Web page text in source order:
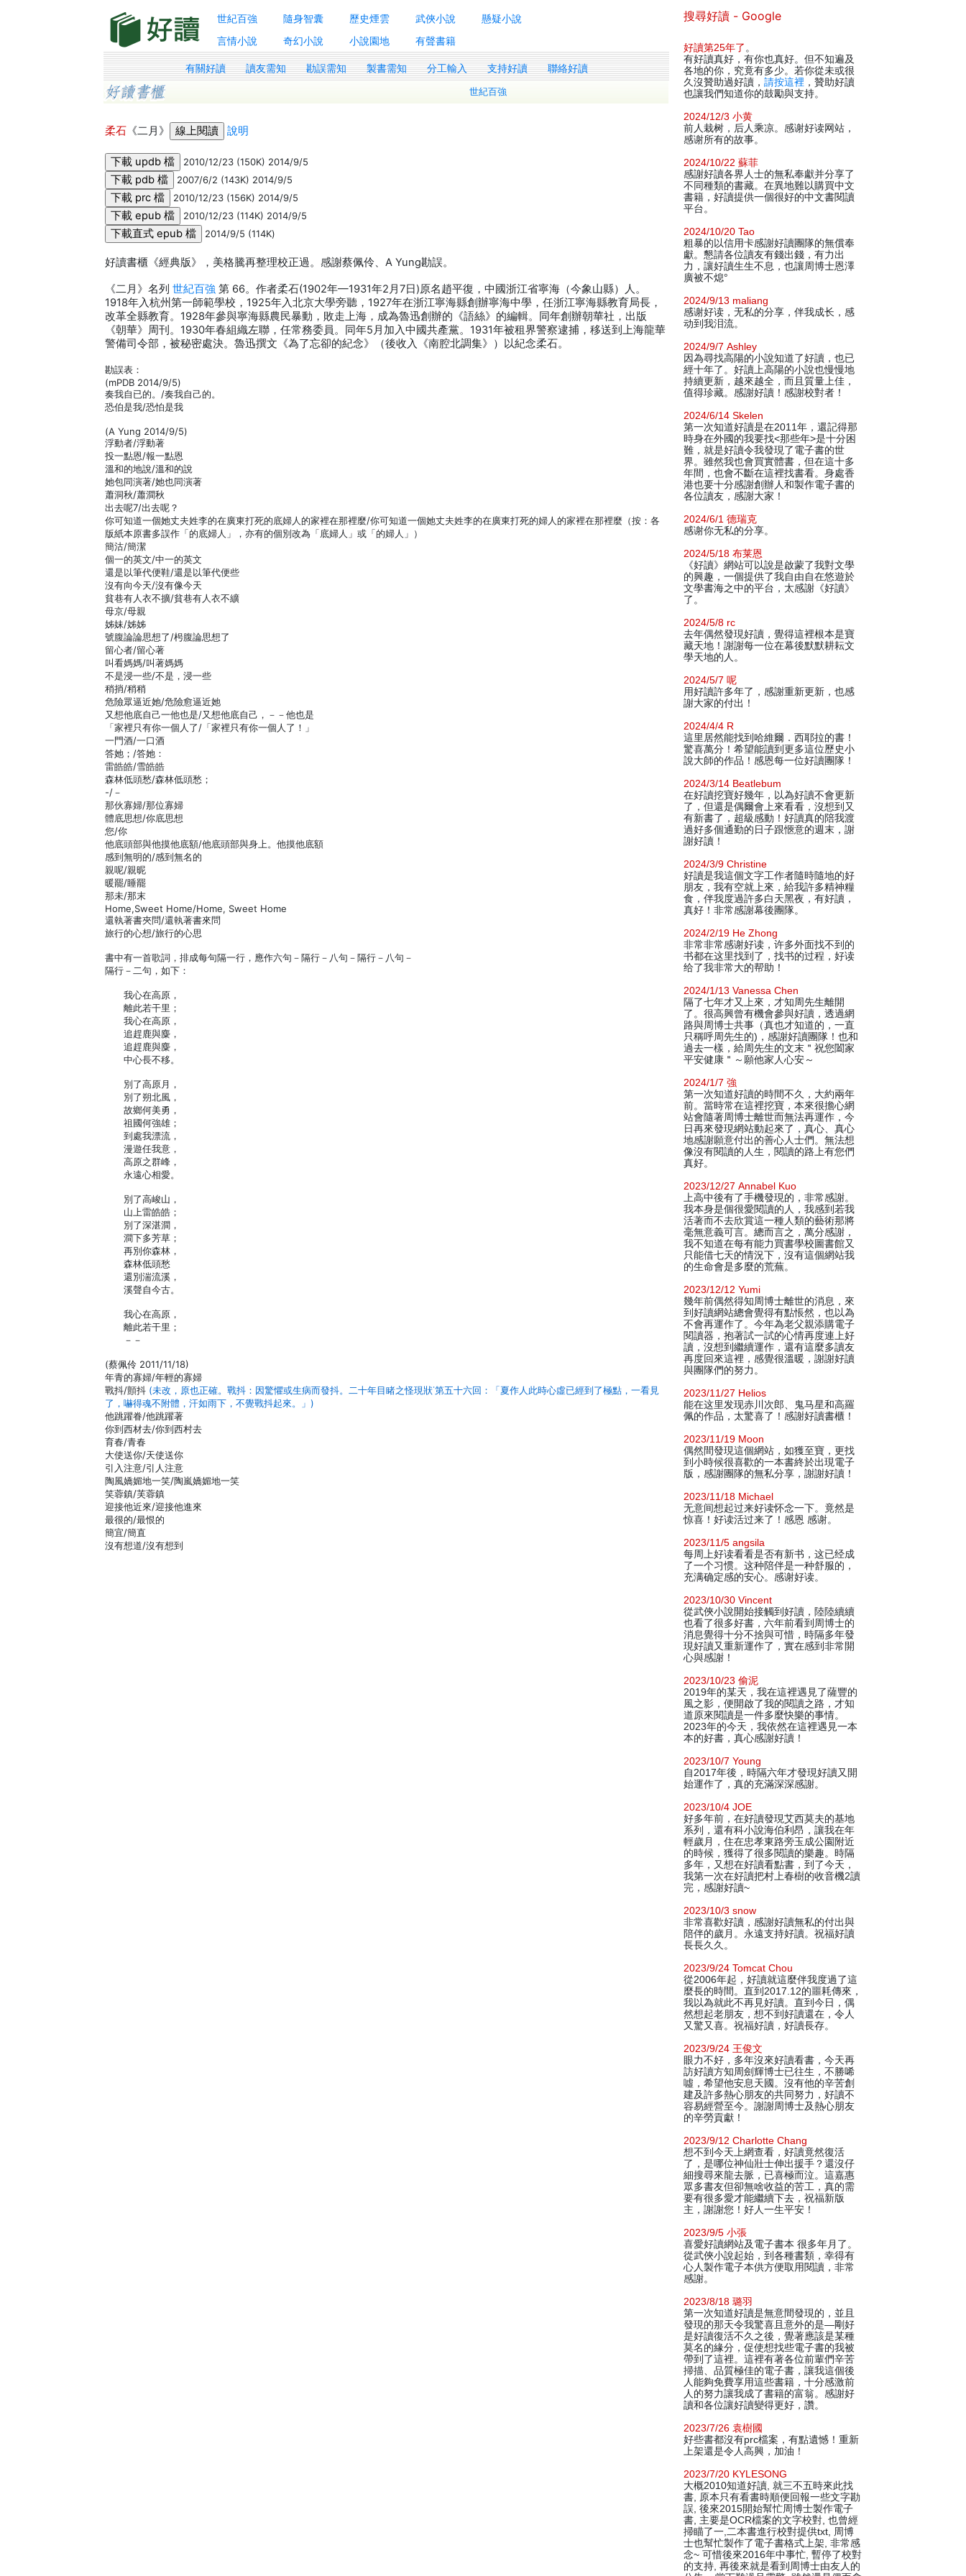
世紀百強 隨身智囊 歷史煙雲 武俠小說
懸疑小說
言情小說
奇幻小說 小說園地 有聲書籍
有關好讀 讀友需知 勘誤需知 製書需知 分工輸入 支持好讀 聯絡好讀
世紀百強
柔石 《二月》 說明
2010/12/23 (150K) 2014/9/5
2007/6/2 (143K) 2014/9/5
2010/12/23 (156K) 2014/9/5
2010/12/23 (114K) 2014/9/5
2014/9/5 (114K)
好讀書櫃《經典版》，美格騰再整理校正過。感謝蔡佩伶、A Yung勘誤。
《二月》名列 世紀百強第 66。作者柔石(1902年—1931年2月7日)原名趙平復，中國浙江省寧海（今象山縣）人。
1918年入杭州第一師範學校，1925年入北京大學旁聽，1927年在浙江寧海縣創辦寧海中學，任浙江寧海縣教育局長，
改革全縣教育。1928年參與寧海縣農民暴動，敗走上海，成為魯迅創辦的《語絲》的編輯。同年創辦朝華社，出版
《朝華》周刊。1930年春組織左聯，任常務委員。同年5月加入中國共產黨。1931年被租界警察逮捕，移送到上海龍華
警備司令部，被秘密處決。魯迅撰文《為了忘卻的紀念》（後收入《南腔北調集》）以紀念柔石。
勘誤表：
(mPDB 2014/9/5)
奏我自已的。/奏我自己的。
恐伯是我/恐怕是我
(A Yung 2014/9/5)
浮動者/浮動著
投一點恩/報一點恩
溫和的地說/溫和的說
她包同演著/她也同演著
蕭洞秋/蕭澗秋
出去呢7/出去呢？
你可知道一個她丈夫姓李的在廣東打死的底婦人的家裡在那裡麼/你可知道一個她丈夫姓李的在廣東打死的婦人的家裡在那裡麼（按：各
版紙本原書多誤作「的底婦人」，亦有的個別改為「底婦人」或「的婦人」）
簡沽/簡潔
個一的英文/中一的英文
還是以筆代便鞋/還是以筆代便些
沒有向今天/沒有像今天
貧巷有人衣不擴/貧巷有人衣不纊
母京/母親
姊妹/姊姊
號腹論論思想了/枵腹論思想了
留心者/留心著
叫看媽媽/叫著媽媽
不是浸一些/不是，浸一些
稍捎/稍稍
危險眾逼近她/危險愈逼近她
又想他底自己一他也是/又想他底自己，－－他也是
「家裡只有你一個人了/「家裡只有你一個人了！」
一門酒/一口酒
答她；/答她：
雷皓皓/雪皓皓
森林低頭愁/森林低頭愁；
-/－
那伙寡婦/那位寡婦
體底思想/你底思想
您/你
他底頭部與他摸他底額/他底頭部與身上。他摸他底額
感到無明的/感到無名的
親呢/親昵
暖罷/睡罷
那未/那末
Home,Sweet Home/Home, Sweet Home
還執著書夾問/還執著書來問
旅行的心想/旅行的心思
書中有一首歌詞，排成每句隔一行，應作六句－隔行－八句－隔行－八句－
隔行－二句，如下：
我心在高原，
離此若干里；
我心在高原，
追趕鹿與麋，
追趕鹿與麋，
中心長不移。
別了高原月，
別了朔北風，
故鄉何美勇，
祖國何強雄；
到處我漂流，
漫遊任我意，
高原之群峰，
永遠心相愛。
別了高峻山，
山上雷皓皓；
別了深湛澗，
澗下多芳草；
再別你森林，
森林低頭愁
還別湍流溪，
溪聲自今古。
我心在高原，
離此若干里；
－－
(蔡佩伶 2011/11/18)
年青的寡婦/年輕的寡婦
戰抖/顫抖 (未改，原也正確。戰抖：因驚懼或生病而發抖。二十年目睹之怪現狀˙第五十六回：「夏作人此時心虛已經到了極點，一看見
了，嚇得魂不附體，汗如雨下，不覺戰抖起來。」)
他跳躍眷/他跳躍著
你到西材去/你到西村去
育春/青春
大使送你/天使送你
引入注意/引人注意
陶風嬌媚地一笑/陶嵐嬌媚地一笑
笑蓉鎮/芙蓉鎮
迎接他近來/迎接他進來
最很的/最恨的
簡宜/簡直
沒有想道/沒有想到
搜尋好讀 - Google
好讀第25年了 。
有好讀真好，有你也真好。但不知遍及
各地的你，究竟有多少。若你從未或很
久沒贊助過好讀， 請按這裡 ，贊助好讀
也讓我們知道你的鼓勵與支持。
2024/12/3 小黄
前人栽树，后人乘凉。感谢好读网站，
感谢所有的故事。
2024/10/22 蘇菲
感謝好讀各界人士的無私奉獻并分享了
不同種類的書藏。在異地難以購買中文
書籍，好讀提供一個很好的中文書閱讀
平台。
2024/10/20 Tao
粗暴的以信用卡感謝好讀團隊的無償奉
獻。懇請各位讀友有錢出錢，有力出
力，讓好讀生生不息，也讓周博士恩澤
廣被不熄°
2024/9/13 maliang
感谢好读，无私的分享，伴我成长，感
动到我泪流。
2024/9/7 Ashley
因為尋找高陽的小說知道了好讀，也已
經十年了。好讀上高陽的小說也慢慢地
持續更新，越來越全，而且質量上佳，
值得珍藏。感謝好讀！感謝校對者！
2024/6/14 Skelen
第一次知道好讀是在2011年，還記得那
時身在外國的我要找<那些年>是十分困
難，就是好讀令我發現了電子書的世
界。雖然我也會買實體書，但在這十多
年間，也會不斷在這裡找書看。身處香
港也要十分感謝創辦人和製作電子書的
各位讀友，感謝大家！
2024/6/1 德瑞克
感谢你无私的分享。
2024/5/18 布莱恩
《好讀》網站可以說是啟蒙了我對文學
的興趣，一個提供了我自由自在悠遊於
文學書海之中的平台，太感謝《好讀》
了。
2024/5/8 rc
去年偶然發現好讀，覺得這裡根本是寶
藏天地！謝謝每一位在幕後默默耕耘文
學天地的人。
2024/5/7 呢
用好讀許多年了，感謝重新更新，也感
謝大家的付出！
2024/4/4 R
這里居然能找到哈維爾．西耶拉的書！
驚喜萬分！希望能讀到更多這位歷史小
說大師的作品！感恩每一位好讀團隊！
2024/3/14 Beatlebum
在好讀挖寶好幾年，以為好讀不會更新
了，但還是偶爾會上來看看，沒想到又
有新書了，超級感動！好讀真的陪我渡
過好多個通勤的日子跟愜意的週末，謝
謝好讀！
2024/3/9 Christine
好讀是我這個文字工作者隨時隨地的好
朋友，我有空就上來，給我許多精神糧
食，伴我度過許多白天黑夜，有好讀，
真好！非常感謝幕後團隊。
2024/2/19 He Zhong
非常非常感谢好读，许多外面找不到的
书都在这里找到了，找书的过程，好读
给了我非常大的帮助！
2024/1/13 Vanessa Chen
隔了七年才又上來，才知周先生離開
了。很高興曾有機會參與好讀，透過網
路與周博士共事（真也才知道的，一直
只稱呼周先生的)，感謝好讀團隊！也和
過去一樣，給周先生的文末＂祝您闔家
平安健康＂～願他家人心安～
2024/1/7 強
第一次知道好讀的時間不久，大約兩年
前。當時常在這裡挖寶，本來很擔心網
站會隨著周博士離世而無法再運作，今
日再來發現網站動起來了，真心、真心
地感謝願意付出的善心人士們。無法想
像沒有閱讀的人生，閱讀的路上有您們
真好。
2023/12/27 Annabel Kuo
上高中後有了手機發現的，非常感謝。
我本身是個很愛閱讀的人，我感到若我
活著而不去欣賞這一種人類的藝術那將
毫無意義可言。總而言之，萬分感謝，
我不知道在每有能力買書學校圖書館又
只能借七天的情況下，沒有這個網站我
的生命會是多麼的荒蕪。
2023/12/12 Yumi
幾年前偶然得知周博士離世的消息，來
到好讀網站總會覺得有點悵然，也以為
不會再運作了。今年為老父親添購電子
閱讀器，抱著試一試的心情再度連上好
讀，沒想到繼續運作，還有這麼多讀友
再度回來這裡，感覺很溫暖，謝謝好讀
與團隊們的努力。
2023/11/27 Helios
能在这里发现赤川次郎、鬼马星和高羅
佩的作品，太驚喜了！感謝好讀書櫃！
2023/11/19 Moon
偶然間發現這個網站，如獲至寶，更找
到小時候很喜歡的一本書終於出現電子
版，感謝團隊的無私分享，謝謝好讀！
2023/11/18 Michael
无意间想起过来好读怀念一下。竟然是
惊喜！好读活过来了！感恩 感谢。
2023/11/5 angsila
每周上好读看看是否有新书，这已经成
了一个习惯。这种陪伴是一种舒服的，
充满确定感的安心。感谢好读。
2023/10/30 Vincent
從武俠小說開始接觸到好讀，陸陸續續
也看了很多好書，六年前看到周博士的
消息覺得十分不捨與可惜，時隔多年發
現好讀又重新運作了，實在感到非常開
心與感謝！
2023/10/23 偷泥
2019年的某天，我在這裡遇見了薩豐的
風之影，便開啟了我的閱讀之路，才知
道原來閱讀是一件多麼快樂的事情。
2023年的今天，我依然在這裡遇見一本
本的好書，真心感謝好讀！
2023/10/7 Young
自2017年後，時隔六年才發現好讀又開
始運作了，真的充滿深深感謝。
2023/10/4 JOE
好多年前，在好讀發現艾西莫夫的基地
系列，還有科小說海伯利昂，讓我在年
輕歲月，住在忠孝東路旁玉成公園附近
的時候，獲得了很多閱讀的樂趣。時隔
多年，又想在好讀看點書，到了今天，
我第一次在好讀把村上春樹的收音機2讀
完，感謝好讀~
2023/10/3 snow
非常喜歡好讀，感謝好讀無私的付出與
陪伴的歲月。永遠支持好讀。祝福好讀
長長久久。
2023/9/24 Tomcat Chou
從2006年起，好讀就這麼伴我度過了這
麼長的時間。直到2017.12的噩耗傳來，
我以為就此不再見好讀。直到今日，偶
然想起老朋友，想不到好讀還在，令人
又驚又喜。祝福好讀，好讀長存。
2023/9/24 王俊文
眼力不好，多年沒來好讀看書，今天再
訪好讀方知周劍輝博士已往生，不勝唏
噓，希望他安息天國。沒有他的辛苦創
建及許多熱心朋友的共同努力，好讀不
容易經營至今。謝謝周博士及熱心朋友
的辛勞貢獻！
2023/9/12 Charlotte Chang
想不到今天上網查看，好讀竟然復活
了，是哪位神仙壯士伸出援手？還沒仔
細搜尋來龍去脈，已喜極而泣。這嘉惠
眾多書友但卻無啥收益的苦工，真的需
要有很多愛才能繼續下去，祝福新版
主，謝謝您！好人一生平安！
2023/9/5 小張
喜愛好讀網站及電子書本 很多年月了。
從武俠小說起始，到各種書類，幸得有
心人製作電子本供方便取用閱讀，非常
感謝。
2023/8/18 璐羽
第一次知道好讀是無意間發現的，並且
發現的那天令我驚喜且意外的是—剛好
是好讀復活不久之後，覺著應該是某種
莫名的緣分，促使想找些電子書的我被
帶到了這裡。這裡有著各位前輩們辛苦
掃描、品質極佳的電子書，讓我這個後
人能夠免費享用這些書籍，十分感激前
人的努力讓我成了書籍的富翁。感謝好
讀和各位讓好讀變得更好，讚。
2023/7/26 袁樹國
好些書都沒有prc檔案，有點遺憾！重新
上架還是令人高興，加油！
2023/7/20 KYLESONG
大概2010知道好讀, 就三不五時來此找
書, 原本只有看書時順便回報一些文字勘
誤, 後來2015開始幫忙周博士製作電子
書, 主要是OCR檔案的文字校對, 也曾經
掃瞄了一,二本書進行校對提供txt, 周博
士也幫忙製作了電子書格式上架, 非常感
念~ 可惜後來2016年中事忙, 暫停了校對
的支持, 再後來就是看到周博士由友人的